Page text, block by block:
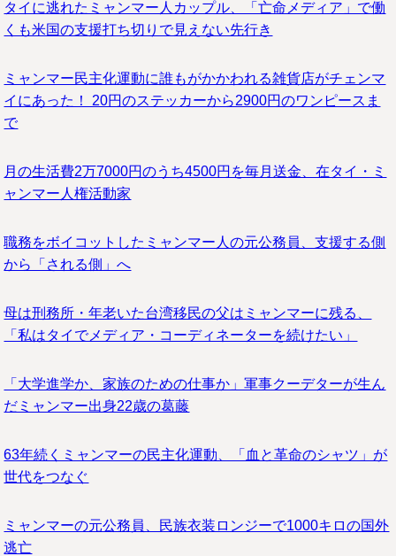
タイに逃れたミャンマー人カップル、「亡命メディア」で働
くも米国の支援打ち切りで見えない先行き
ミャンマー民主化運動に誰もがかかわれる雑貨店がチェンマ
イにあった！ 20円のステッカーから2900円のワンピースま
で
月の生活費2万7000円のうち4500円を毎月送金、在タイ・ミ
ャンマー人権活動家
職務をボイコットしたミャンマー人の元公務員、支援する側
から「される側」へ
母は刑務所・年老いた台湾移民の父はミャンマーに残る、
「私はタイでメディア・コーディネーターを続けたい」
「大学進学か、家族のための仕事か」軍事クーデターが生ん
だミャンマー出身22歳の葛藤
63年続くミャンマーの民主化運動、「血と革命のシャツ」が
世代をつなぐ
ミャンマーの元公務員、民族衣装ロンジーで1000キロの国外
逃亡